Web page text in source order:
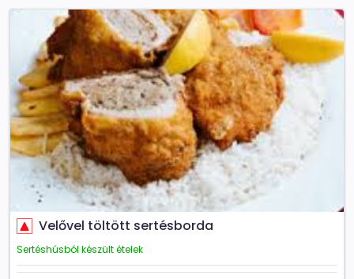
Velővel töltött sertésborda
Sertéshúsból készült ételek